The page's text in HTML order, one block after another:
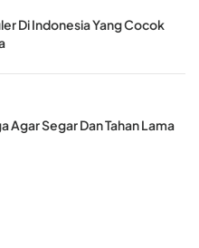
Di Indonesia Yang Cocok
Agar Segar Dan Tahan Lama